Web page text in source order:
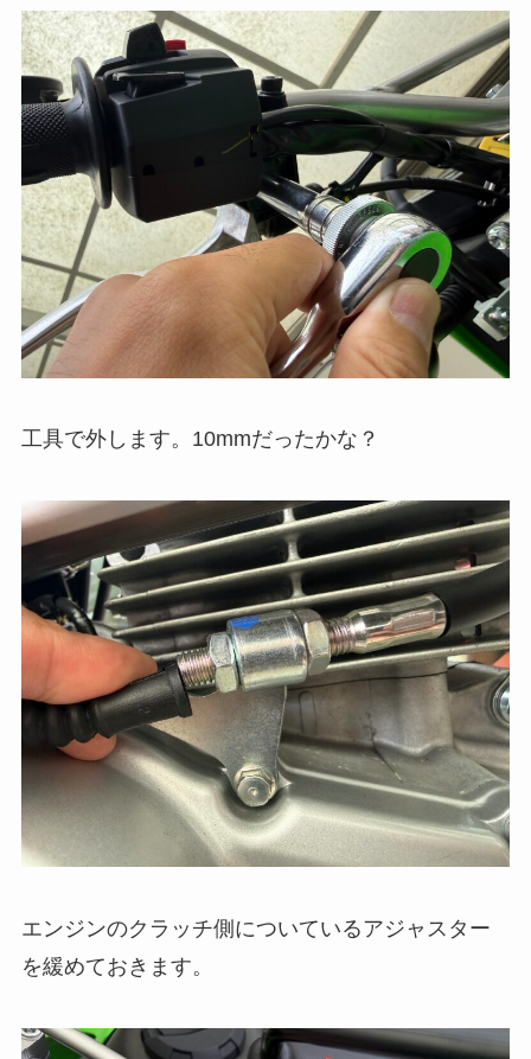
工具で外します。10mmだったかな？
エンジンのクラッチ側についているアジャスター
を緩めておきます。